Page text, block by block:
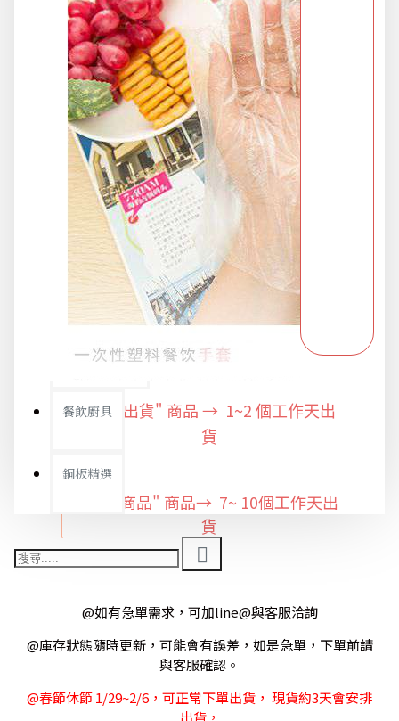
旅行/休閒
生活用品
節慶熱賣
衛浴用品
限時活動精選
限時特惠專區
餐飲廚具
銅板精選
"快速出貨" 商品 → 1~2 個工作天出
貨
"預購商品" 商品→ 7~ 10個工作天出
貨
@如有急單需求，可加line@與客服洽詢
@庫存狀態隨時更新，可能會有誤差，如是急單，下單前請
與客服確認。
@春節休節 1/29~2/6，可正常下單出貨， 現貨約3天會安排
出貨，